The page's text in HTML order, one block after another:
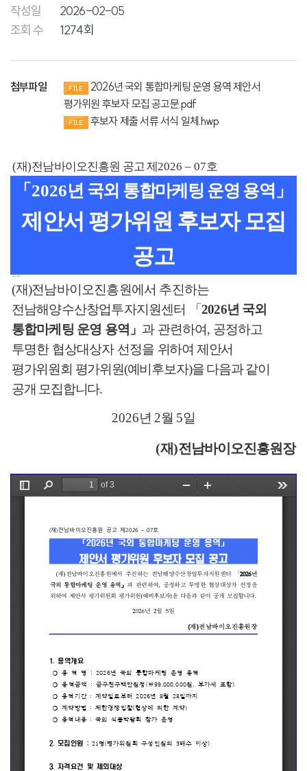
작성일
2026-02-05
조회 수
1274회
첨부파일
2026년 국외 통합마케팅 운영 용역 제안서
평가위원 후보자 모집 공고문.pdf
후보자 제출 서류 서식 일체.hwp
(재)전남바이오진흥원 공고 제2026–07호
「 2026년 국외 통합마케팅 운영 용역 」
제안서 평가위원 후보자 모집
공고
<o:p></o:p>
(재)전남바이오진흥원에서 추진하는
전남해양수산창업투자지원센터
「2026년 국외
통합마케팅 운영 용역 」 과 관련하여, 공정하고
투명한 협상대상자 선정을 위하여 제안서
평가위원회 평가위원(예비후보자)을 다음과 같이
공개 모집합니다.
2026년 2월 5일
(재)전남바이오진흥원장